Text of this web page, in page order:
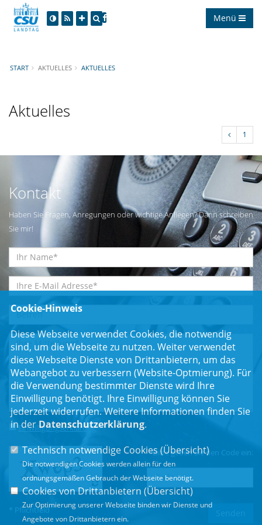
Menü
START AKTUELLES AKTUELLES
Aktuelles
1
Kontakt
Haben Sie Fragen, Anregungen oder wichtige Anliegen? Dann schreiben
Sie mir!
Einwilligungserklärung*
Bitte geben Sie den Code ein:
* Pflichtfeld
Cookie-Hinweis
Diese Webseite verwendet Cookies, die notwendig
sind, um die Webseite zu nutzen. Weiter verwendet
diese Webseite Dienste von Drittanbietern, um das
Webangebot zu verbessern (Website-Optmierung). Für
die Verwendung bestimmter Dienste wird Ihre
Einwilligung benötigt. Ihre Einwilligung können Sie
jederzeit widerrufen. Weitere Informationen finden Sie
in der Datenschutzerklärung.
Technisch notwendige Cookies (Übersicht)
Die notwendigen Cookies werden allein für den
ordnungsgemäßen Gebrauch der Webseite benötigt.
Cookies von Drittanbietern (Übersicht)
Zur Optimierung unserer Webseite binden wir Dienste und
Angebote von Drittanbietern ein.